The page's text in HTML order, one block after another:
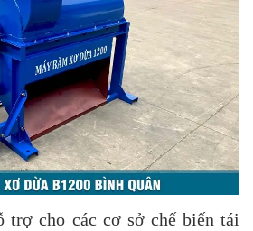
trợ cho các cơ sở chế biến tái